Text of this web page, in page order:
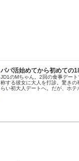
パパ活始めてから初めての
JD1のMちゃん。2回の食事デー
称する彼女に大人を打診。驚きの
らい初大人デートへ。だが、ホテ